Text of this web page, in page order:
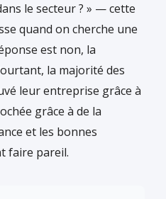
le secteur ? » — cette
quand on cherche une
est non, la
la majorité des
leur entreprise grâce à
grâce à de la
et les bonnes
faire pareil.